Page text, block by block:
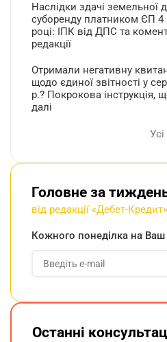
Наслідки здачі земельної
суборенду платником ЄП 4
році: ІПК від ДПС та
редакції
Отримали негативну
щодо єдиної звітності у
р.? Покрокова інструкція,
далі
Головне за
від редакції «Дебет-Кредит»
Кожного понеділка на Ваш
Останні